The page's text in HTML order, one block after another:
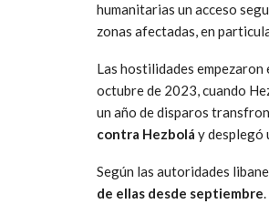
humanitarias un acceso
zonas afectadas, en
Las hostilidades empezaron
octubre de 2023, cuando
un año de disparos
contra Hezbolá y desplegó
Según las autoridades
de ellas desde septiembre